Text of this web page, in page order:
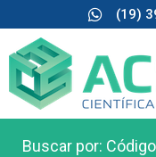
(19)